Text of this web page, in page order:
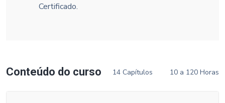
Certificado.
Conteúdo do curso 14 Capítulos 10 a 120 Horas